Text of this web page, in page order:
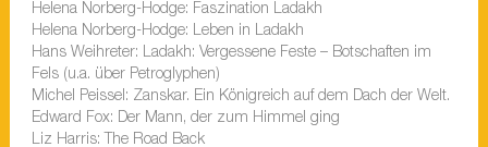
Helena Norberg-Hodge: Faszination Ladakh
Helena Norberg-Hodge: Leben in Ladakh
Hans Weihreter: Ladakh: Vergessene Feste – Botschaften im
Fels(u.a. über Petroglyphen)
Michel Peissel: Zanskar. Ein Königreich auf dem Dach der Welt.
Edward Fox: Der Mann, der zum Himmel ging
Liz Harris: The Road Back